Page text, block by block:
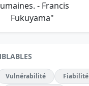
- Francis
Fukuyama"
Vulnérabilité Fiabilité